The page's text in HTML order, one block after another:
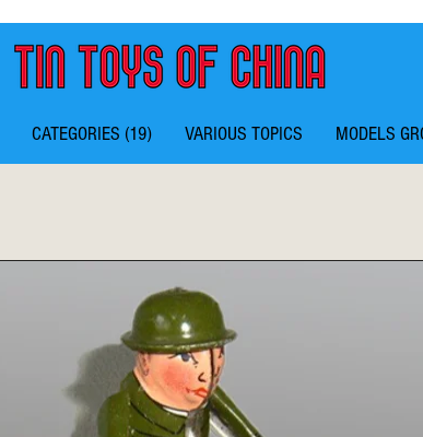
CATEGORIES (19) VARIOUS TOPICS MODELS